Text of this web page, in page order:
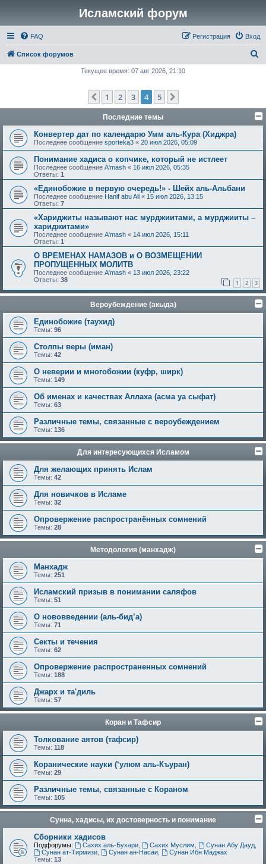
Исламский форум
FAQ Вход
Регистрация
Список форумов
к
Текущее время: 07 авг 2026, 21:10
Пред.
1 2 3 4 5
Последние темы
Конвертер дат по календарю Умм аль-Кура (Хиджра)
Последнее сообщение sporteka3 « 20 июл 2026, 05:09
Понимание хадиса о копчике, который не истлеет
Последнее сообщение A'mash « 16 июл 2026, 05:35
Ответы: 1
«Единобожие в первую очередь!» - Шейх аль-Альбани
Последнее сообщение Hanif abu Ali « 15 июл 2026, 13:15
Ответы: 7
«Хариджиты называют нас мурджиитами, а мурджииты –
хариджитами»
Последнее сообщение A'mash « 14 июл 2026, 15:11
Ответы: 1
О ВРЕМЕНАХ НАМАЗОВ и О ВОЗМЕЩЕНИИ
ПРОПУЩЕННЫХ МОЛИТВ
Последнее сообщение A'mash « 13 июл 2026, 23:22
Ответы: 38 1 2 3
Вероубеждение (акыда)
Единобожие (таухид)
Темы: 96
Столпы веры (иман)
Темы: 42
О неверии и многобожии (куфр, ширк)
Темы: 149
Об именах и качествах Аллаха (асма уа сыфат)
Темы: 63
Различные темы, связанные с вероубеждением
Темы: 136
Для интересующихся Исламом
Для желающих принять Ислам
Темы: 42
Для новичков в Исламе
Темы: 32
Опровержение распространённых сомнений
Темы: 28
Методология (манхадж)
Манхадж
Темы: 251
Исламский призыв в понимании саляфов
Темы: 51
О нововведении (аль-бид’а)
Темы: 71
Секты и течения
Темы: 62
Опровержение распространенных сомнений
Темы: 188
Джарх и та'диль
Темы: 57
Коран и Тафсир
Толкование аятов (тафсир)
Темы: 118
Коранические науки (‘улюм аль-Къуран)
Темы: 29
Различные темы, связанные с Кораном
Темы: 105
Сунна, хадисы, их достоверность и понимание
Сборники хадисов
Подфорумы: Сахих аль-Бухари, Сахих Муслим Сунан Абу Дауд,
Сунан ат-Тирмизи, Сунан ан-Насаи,
Сунан Ибн Маджах
Темы: 13